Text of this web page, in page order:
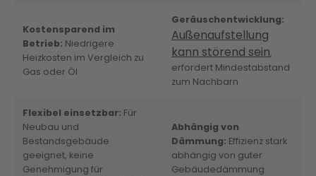
Kostensparend im
Betrieb: Niedrigere
Heizkosten im Vergleich zu
Gas oder Öl
Geräuschentwicklung:
Außenaufstellung
kann störend sein,
erfordert Mindestabstand
zum Nachbarn
Flexibel einsetzbar: Für
Neubau und
Bestandsgebäude
geeignet, keine
Genehmigung für
Abhängig von
Dämmung: Effizienz stark
abhängig von guter
Gebäudedämmung